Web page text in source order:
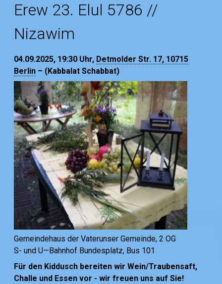
Erew 23. Elul 5786 //
Nizawim
04.09.2025, 19:30 Uhr, Detmolder Str. 17, 10715
Berlin – (Kabbalat Schabbat)
Gemeindehaus der Vaterunser Gemeinde, 2 OG
S- und U—Bahnhof Bundesplatz, Bus 101
Für den Kiddusch bereiten wir Wein/Traubensaft,
Challe und Essen vor - wir freuen uns auf Sie!